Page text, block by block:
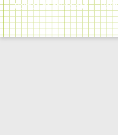
Política de privacidad